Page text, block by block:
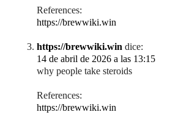
References:
https://brewwiki.win
https://brewwiki.win dice:
14 de abril de 2026 a las 13:15
why people take steroids
References:
https://brewwiki.win